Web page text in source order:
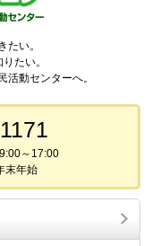
たい。
たい。
活動センターへ。
～17:00
末年始